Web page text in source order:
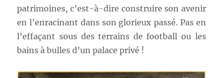
patrimoines, c’est-à-dire construire son avenir
en l’enracinant dans son glorieux passé. Pas en
l’effaçant sous des terrains de football ou les
bains à bulles d’un palace privé !